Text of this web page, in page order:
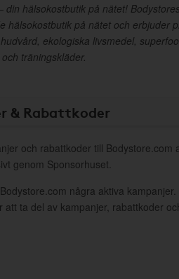
din hälsokostbutik på nätet!
hälsokostbutik på nätet och erbjuder
ekologiska livsmedel,
träningskläder.
& Rabattkoder
och rabattkoder till Bodystore.com
genom Sponsorhuset.
några aktiva kampanjer.
att ta del av kampanjer, rabattkoder